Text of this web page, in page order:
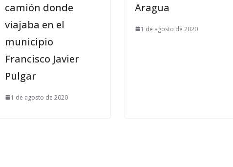
camión donde
viajaba en el
municipio
Francisco Javier
Pulgar
1 de agosto de 2020
Aragua
1 de agosto de 2020